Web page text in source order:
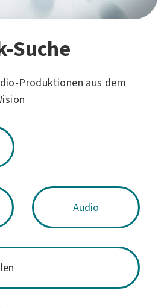
Suche
Produktionen aus dem
Audio